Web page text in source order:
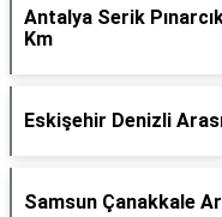
Antalya Serik
Km
Eskişehir Denizli
Samsun Çanakkale